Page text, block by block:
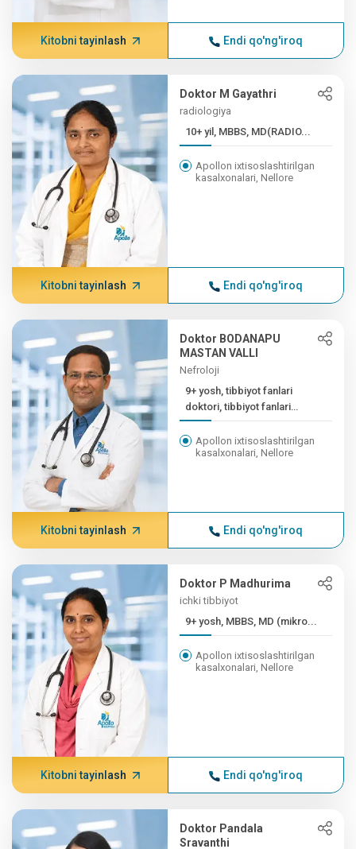
Kitobni tayinlash Endi qo'ng'iroq
Doktor M Gayathri
radiologiya
10+ yil, MBBS, MD(RADIO...
Apollon ixtisoslashtirilgan
kasalxonalari, Nellore
Kitobni tayinlash Endi qo'ng'iroq
Doktor BODANAPU
MASTAN VALLI
Nefroloji
9+ yosh, tibbiyot fanlari
doktori, tibbiyot fanlari
doktori
Apollon ixtisoslashtirilgan
kasalxonalari, Nellore
Kitobni tayinlash Endi qo'ng'iroq
Doktor P Madhurima
ichki tibbiyot
9+ yosh, MBBS, MD (mikro...
Apollon ixtisoslashtirilgan
kasalxonalari, Nellore
Kitobni tayinlash Endi qo'ng'iroq
Doktor Pandala
Sravanthi